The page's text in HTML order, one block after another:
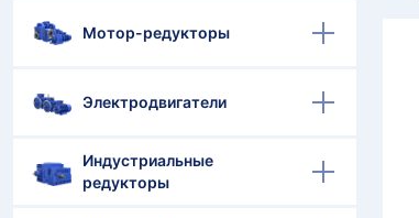
Мотор-редукторы
Электродвигатели
Индустриальные
редукторы